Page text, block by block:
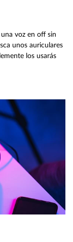
voz en off sin
unos auriculares
los usarás